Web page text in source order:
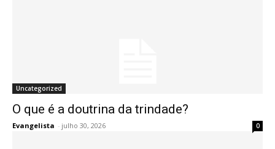
Uncategorized
O que é a doutrina da trindade?
Evangelista - julho 30, 2026 0